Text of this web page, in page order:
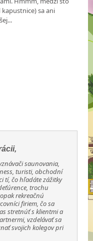
sa ani
saunovania,
turisti, obchodní
tí, čo hľadáte zážitky
trochu
rekreačnú
firiem, čo sa
stretnúť s klientmi a
vzdelávať sa
svojich kolegov pri